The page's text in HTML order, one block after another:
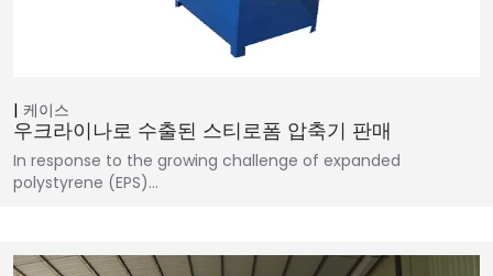
케이스
우크라이나로 수출된 스티로폼 압축기 판매
In response to the growing challenge of expanded
polystyrene (EPS)…